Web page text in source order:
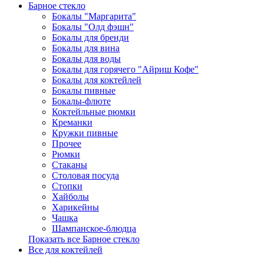
Барное стекло
Бокалы "Маргарита"
Бокалы "Олд фэшн"
Бокалы для бренди
Бокалы для вина
Бокалы для воды
Бокалы для горячего "Айриш Кофе"
Бокалы для коктейлей
Бокалы пивные
Бокалы-флюте
Коктейльные рюмки
Креманки
Кружки пивные
Прочее
Рюмки
Стаканы
Столовая посуда
Стопки
Хайболы
Харикейны
Чашка
Шампанское-блюдца
Показать все Барное стекло
Все для коктейлей